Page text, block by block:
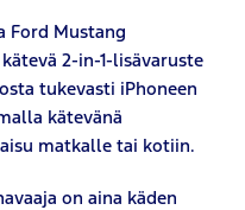
Ford Mustang
2-in-1-lisävaruste
tukevasti iPhoneen
kätevänä
matkalle tai kotiin.
on aina käden